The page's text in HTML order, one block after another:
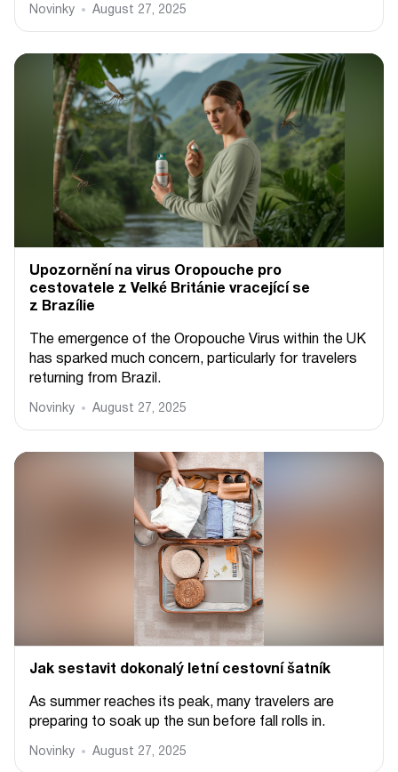
Novinky August 27, 2025
Upozornění na virus Oropouche pro
cestovatele z Velké Británie vracející se
z Brazílie
The emergence of the Oropouche Virus within the UK
has sparked much concern, particularly for travelers
returning from Brazil.
Novinky August 27, 2025
Jak sestavit dokonalý letní cestovní šatník
As summer reaches its peak, many travelers are
preparing to soak up the sun before fall rolls in.
Novinky August 27, 2025